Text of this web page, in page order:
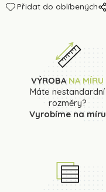
Přidat do oblíbených
VÝROBA NA MÍRU
Máte nestandardní
rozměry?
Vyrobíme na míru